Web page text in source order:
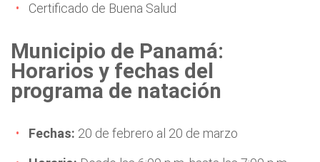
Certificado de Buena Salud
Municipio de Panamá:
Horarios y fechas del
programa de natación
Fechas: 20 de febrero al 20 de marzo